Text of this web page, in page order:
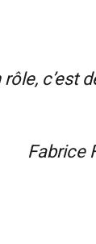
rôle, c’est
Fabrice